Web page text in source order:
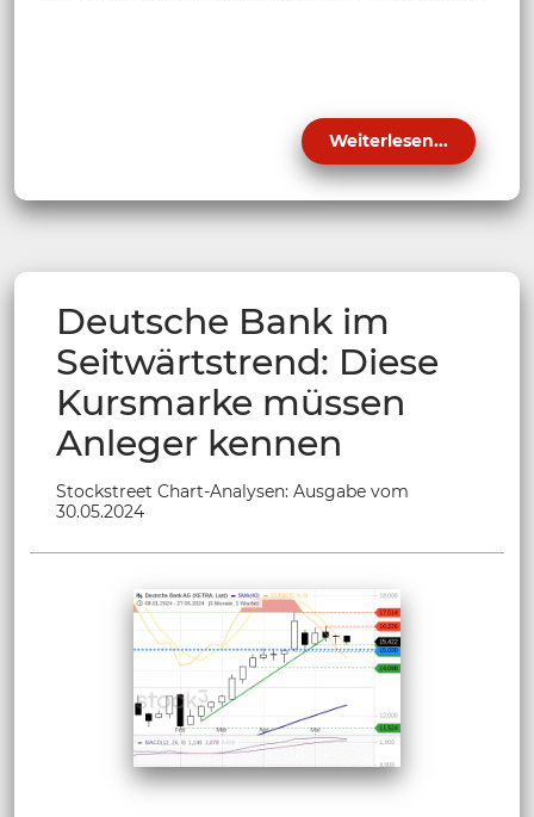
Weiterlesen...
Deutsche Bank im
Seitwärtstrend: Diese
Kursmarke müssen
Anleger kennen
Stockstreet Chart-Analysen: Ausgabe vom
30.05.2024